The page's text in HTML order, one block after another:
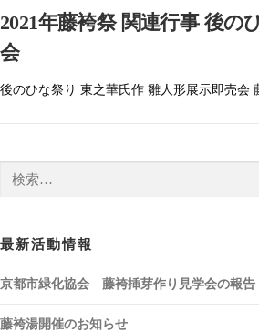
2021年藤袴祭 関連行事 後の
会
後のひな祭り 東之華氏作 雛人形展示即売会
最新活動情報
京都市緑化協会 藤袴挿芽作り見学会の報告
藤袴湯開催のお知らせ